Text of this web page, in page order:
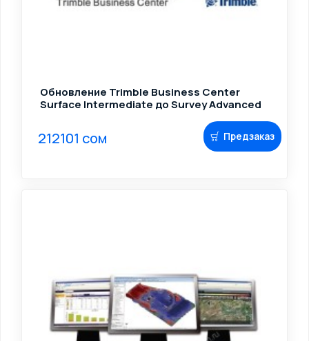
Обновление Trimble Business Center
Surface Intermediate до Survey Advanced
212101 сом Предзаказ